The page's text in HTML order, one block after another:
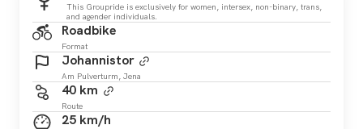
This Groupride is exclusively for women, intersex, non-binary, trans,
and agender individuals.
Roadbike
Format
Johannistor
Am Pulverturm, Jena
40 km
Route
25 km/h